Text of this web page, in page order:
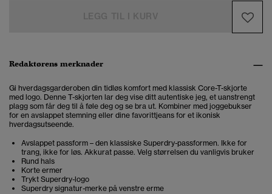
Redaktørens merknader
Gi hverdagsgarderoben din tidløs komfort med klassisk Core-T-skjorte
med logo. Denne T-skjorten lar deg vise ditt autentiske jeg, et uanstrengt
plagg som får deg til å føle deg og se bra ut. Kombiner med joggebukser
for en avslappet stemning eller dine favorittjeans for et ikonisk
hverdagsutseende.
Avslappet passform – den klassiske Superdry-passformen. Ikke for
trang, ikke for løs. Akkurat passe. Velg størrelsen du vanligvis bruker
Rund hals
Korte ermer
Trykt Superdry-logo
Superdry signatur-merke på venstre erme